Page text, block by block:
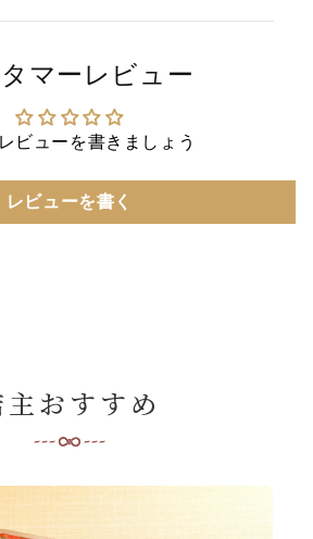
マーレビュー
ビューを書きましょう
レビューを書く
主おすすめ